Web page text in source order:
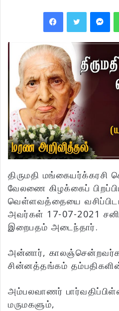
FacebookTwitter
திருமதி மங்கையர்க்கரசி
வேலணை கிழக்கைப்
வெள்ளவத்தையை
அவர்கள் 17-07-2021
இறைபதம் அடைந்தார்.
அன்னார்,
சின்னத்தங்கம்
அம்பலவாணர்
மருமகளும்,